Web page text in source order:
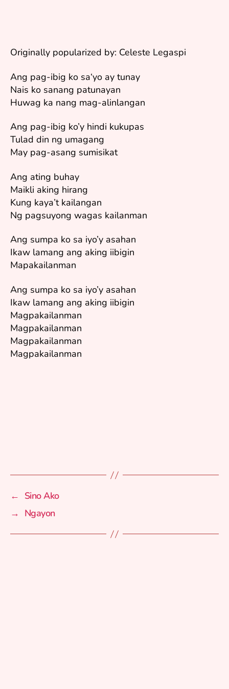
Originally popularized by: Celeste Legaspi
Ang pag-ibig ko sa‘yo ay tunay
Nais ko sanang patunayan
Huwag ka nang mag-alinlangan
Ang pag-ibig ko’y hindi kukupas
Tulad din ng umagang
May pag-asang sumisikat
Ang ating buhay
Maikli aking hirang
Kung kaya’t kailangan
Ng pagsuyong wagas kailanman
Ang sumpa ko sa iyo’y asahan
Ikaw lamang ang aking iibigin
Mapakailanman
Ang sumpa ko sa iyo’y asahan
Ikaw lamang ang aking iibigin
Magpakailanman
Magpakailanman
Magpakailanman
Magpakailanman
← Sino Ako
→ Ngayon